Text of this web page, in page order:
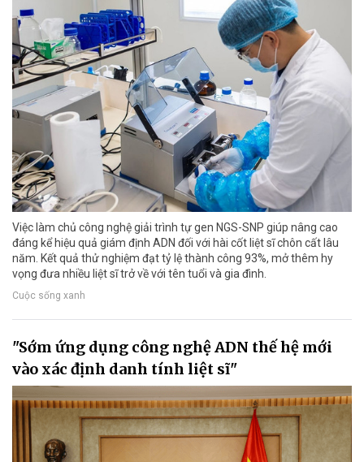
Việc làm chủ công nghệ giải trình tự gen NGS-SNP giúp nâng cao
đáng kể hiệu quả giám định ADN đối với hài cốt liệt sĩ chôn cất lâu
năm. Kết quả thử nghiệm đạt tỷ lệ thành công 93%, mở thêm hy
vọng đưa nhiều liệt sĩ trở về với tên tuổi và gia đình.
Cuộc sống xanh
"Sớm ứng dụng công nghệ ADN thế hệ mới
vào xác định danh tính liệt sĩ"